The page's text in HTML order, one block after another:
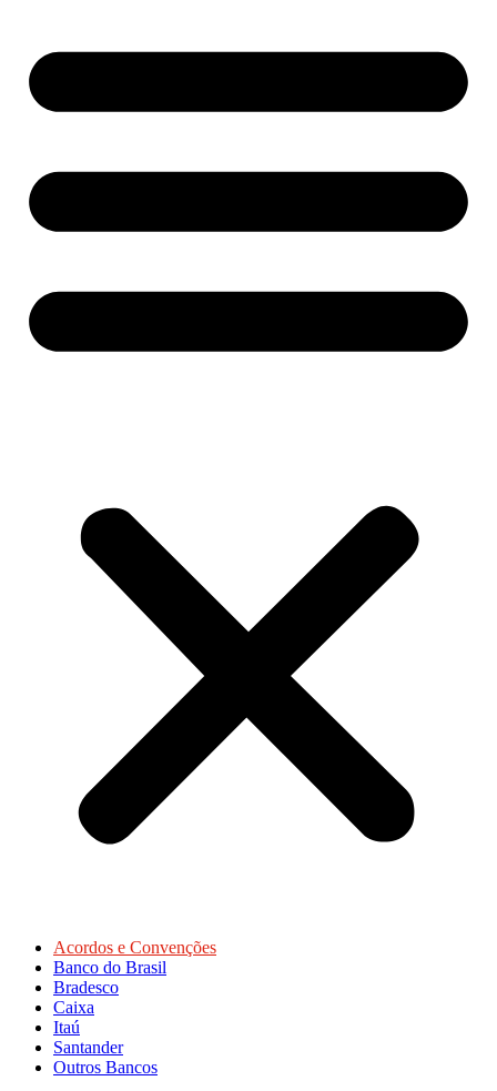
Acordos e Convenções
Banco do Brasil
Bradesco
Caixa
Itaú
Santander
Outros Bancos